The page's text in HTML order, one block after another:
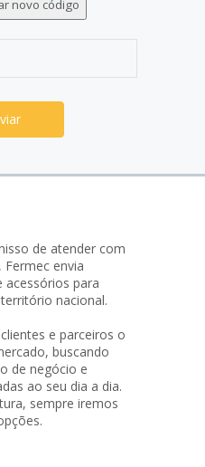
de atender com
Fermec envia
para
nacional.
e parceiros o
buscando
de negócio e
ao seu dia a dia.
sempre iremos